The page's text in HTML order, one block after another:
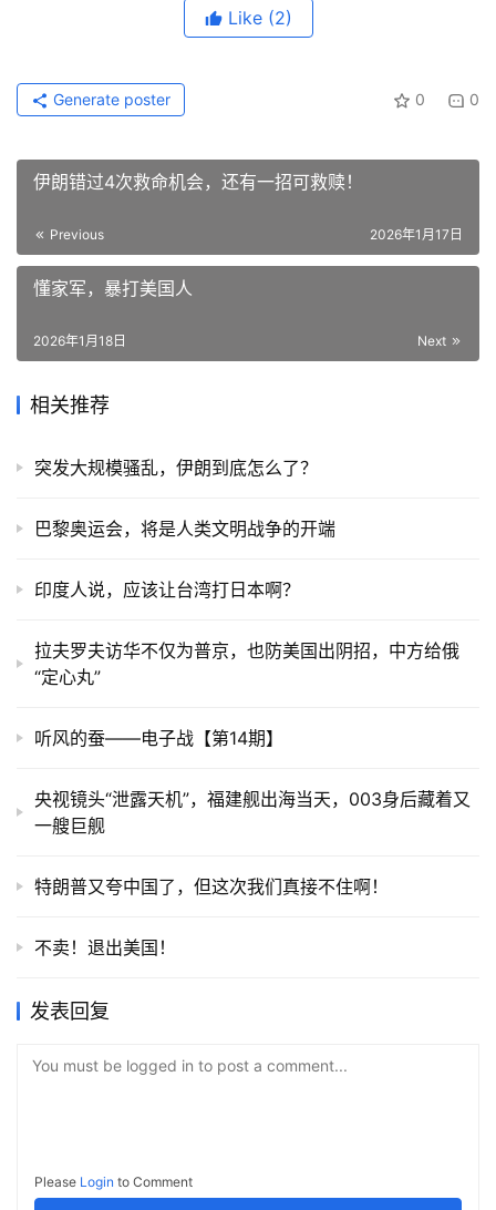
Like (2)
0 0
Generate poster
伊朗错过4次救命机会，还有一招可救赎！
Previous 2026年1月17日
懂家军，暴打美国人
Next
2026年1月18日
相关推荐
突发大规模骚乱，伊朗到底怎么了？
巴黎奥运会，将是人类文明战争的开端
印度人说，应该让台湾打日本啊？
拉夫罗夫访华不仅为普京，也防美国出阴招，中方给俄
“定心丸”
听风的蚕——电子战【第14期】
央视镜头“泄露天机”，福建舰出海当天，003身后藏着又
一艘巨舰
特朗普又夸中国了，但这次我们真接不住啊！
不卖！退出美国！
发表回复
You must be logged in to post a comment...
Please Login to Comment